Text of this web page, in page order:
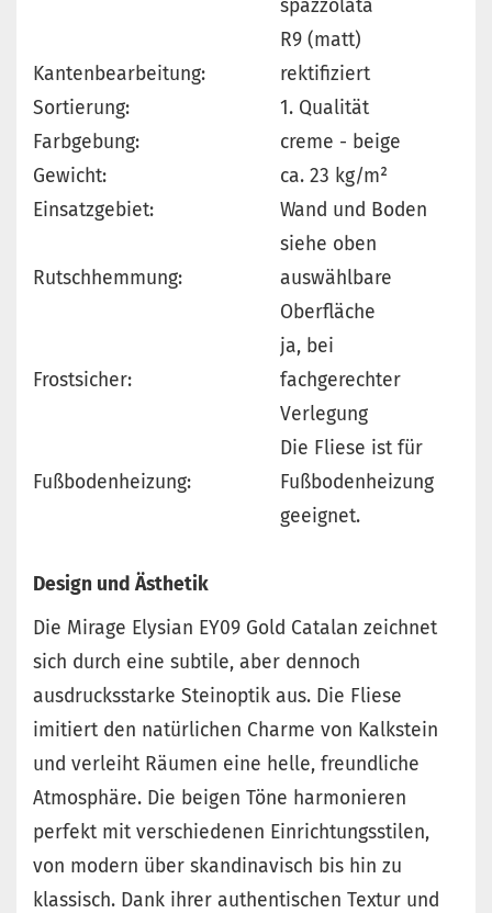
spazzolata
R9 (matt)
Kantenbearbeitung:
rektifiziert
Sortierung:
1. Qualität
Farbgebung:
creme - beige
Gewicht:
ca. 23 kg/m²
Einsatzgebiet:
Wand und Boden
Rutschhemmung:
siehe oben
auswählbare
Oberfläche
Frostsicher:
ja, bei
fachgerechter
Verlegung
Fußbodenheizung:
Die Fliese ist für
Fußbodenheizung
geeignet.
Design und Ästhetik
Die Mirage Elysian EY09 Gold Catalan zeichnet
sich durch eine subtile, aber dennoch
ausdrucksstarke Steinoptik aus. Die Fliese
imitiert den natürlichen Charme von Kalkstein
und verleiht Räumen eine helle, freundliche
Atmosphäre. Die beigen Töne harmonieren
perfekt mit verschiedenen Einrichtungsstilen,
von modern über skandinavisch bis hin zu
klassisch. Dank ihrer authentischen Textur und